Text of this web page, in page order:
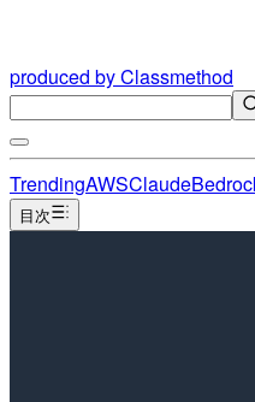
produced by Classmethod
TrendingAWSClaude
目次